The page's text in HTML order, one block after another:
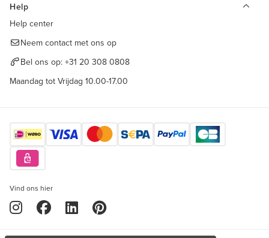
Help
Help center
Neem contact met ons op
Bel ons op: +31 20 308 0808
Maandag tot Vrijdag 10.00-17.00
Vind ons hier